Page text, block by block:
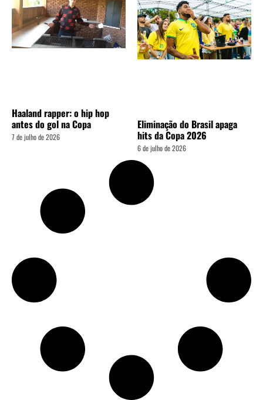
Haaland rapper: o hip hop
antes do gol na Copa
7 de julho de 2026
Eliminação do Brasil apaga
hits da Copa 2026
6 de julho de 2026